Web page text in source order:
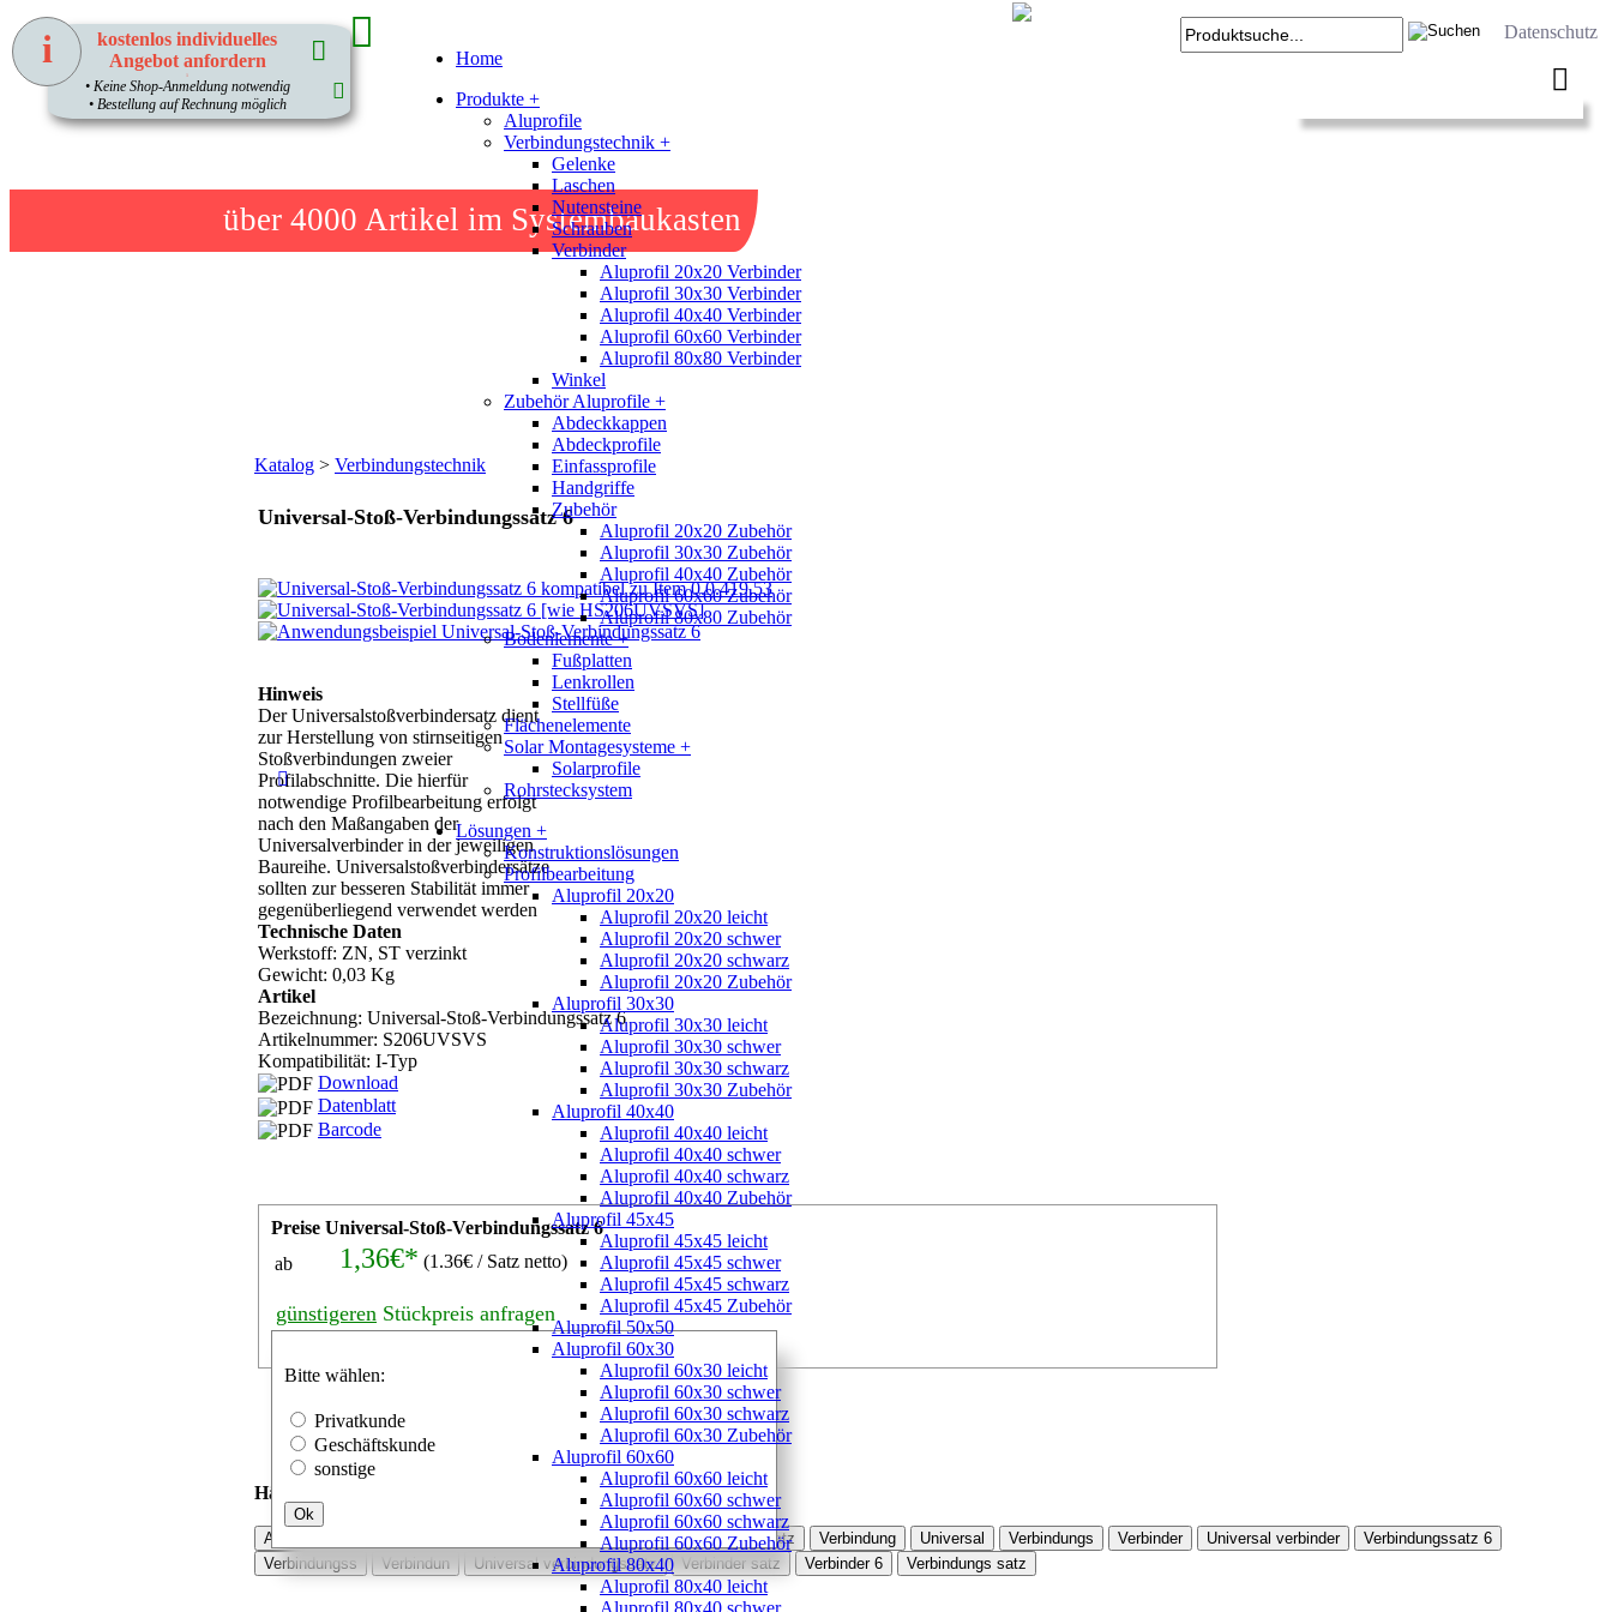
über 4000 Artikel im Systembaukasten
Datenschutz
Home
Produkte +
Aluprofile
Verbindungstechnik +
Gelenke
Laschen
Nutensteine
Schrauben
Verbinder
Aluprofil 20x20 Verbinder
Aluprofil 30x30 Verbinder
Aluprofil 40x40 Verbinder
Aluprofil 60x60 Verbinder
Aluprofil 80x80 Verbinder
Winkel
Zubehör Aluprofile +
Abdeckkappen
Abdeckprofile
Einfassprofile
Handgriffe
Zubehör
Aluprofil 20x20 Zubehör
Aluprofil 30x30 Zubehör
Aluprofil 40x40 Zubehör
Aluprofil 60x60 Zubehör
Aluprofil 80x80 Zubehör
Bodenlemente +
Fußplatten
Lenkrollen
Stellfüße
Flächenelemente
Solar Montagesysteme +
Solarprofile
Rohrstecksystem
Lösungen +
Konstruktionslösungen
Profilbearbeitung
Aluprofil 20x20
Aluprofil 20x20 leicht
Aluprofil 20x20 schwer
Aluprofil 20x20 schwarz
Aluprofil 20x20 Zubehör
Aluprofil 30x30
Aluprofil 30x30 leicht
Aluprofil 30x30 schwer
Aluprofil 30x30 schwarz
Aluprofil 30x30 Zubehör
Aluprofil 40x40
Aluprofil 40x40 leicht
Aluprofil 40x40 schwer
Aluprofil 40x40 schwarz
Aluprofil 40x40 Zubehör
Aluprofil 45x45
Aluprofil 45x45 leicht
Aluprofil 45x45 schwer
Aluprofil 45x45 schwarz
Aluprofil 45x45 Zubehör
Aluprofil 50x50
Aluprofil 60x30
Aluprofil 60x30 leicht
Aluprofil 60x30 schwer
Aluprofil 60x30 schwarz
Aluprofil 60x30 Zubehör
Aluprofil 60x60
Aluprofil 60x60 leicht
Aluprofil 60x60 schwer
Aluprofil 60x60 schwarz
Aluprofil 60x60 Zubehör
Aluprofil 80x40
Aluprofil 80x40 leicht
Aluprofil 80x40 schwer
Katalog > Verbindungstechnik
Universal-Stoß-Verbindungssatz 6
Hinweis
Der Universalstoßverbindersatz dient
zur Herstellung von stirnseitigen
Stoßverbindungen zweier
Profilabschnitte. Die hierfür
notwendige Profilbearbeitung erfolgt
nach den Maßangaben der
Universalverbinder in der jeweiligen
Baureihe. Universalstoßverbindersätze
sollten zur besseren Stabilität immer
gegenüberliegend verwendet werden
Technische Daten
Werkstoff: ZN, ST verzinkt
Gewicht: 0,03 Kg
Artikel
Bezeichnung: Universal-Stoß-Verbindungssatz 6
Artikelnummer: S206UVSVS
Kompatibilität: I-Typ
Download
Datenblatt
Barcode
Preise Universal-Stoß-Verbindungssatz 6
Bitte wählen:
Privatkunde
Geschäftskunde
sonstige
Ok
ab 1,36€* (1.36€ / Satz netto)
günstigeren Stückpreis anfragen
Häufig mit Universal-Stoß-Verbindungssatz 6 bestellt
Aluprofile verbinder T verbinder Verbindungssatz Verbindung Universal Verbindungs Verbinder Universal verbinder
Verbindungssatz 6
Verbindungss
Verbindun Universal verbindungssatz Verbinder satz Verbinder 6 Verbindungs satz
kostenlos individuelles
Angebot anfordern
1
• Keine Shop-Anmeldung notwendig
• Bestellung auf Rechnung möglich
i